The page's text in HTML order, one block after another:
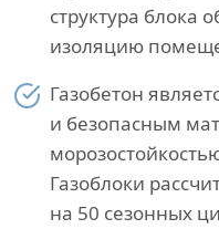
структура блока
изоляцию
Газобетон
и безопасным
Газоблоки
на 50 сезонных